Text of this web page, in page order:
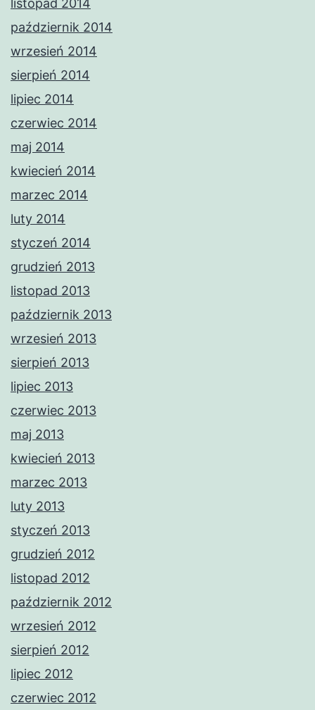
listopad 2014
październik 2014
wrzesień 2014
sierpień 2014
lipiec 2014
czerwiec 2014
maj 2014
kwiecień 2014
marzec 2014
luty 2014
styczeń 2014
grudzień 2013
listopad 2013
październik 2013
wrzesień 2013
sierpień 2013
lipiec 2013
czerwiec 2013
maj 2013
kwiecień 2013
marzec 2013
luty 2013
styczeń 2013
grudzień 2012
listopad 2012
październik 2012
wrzesień 2012
sierpień 2012
lipiec 2012
czerwiec 2012